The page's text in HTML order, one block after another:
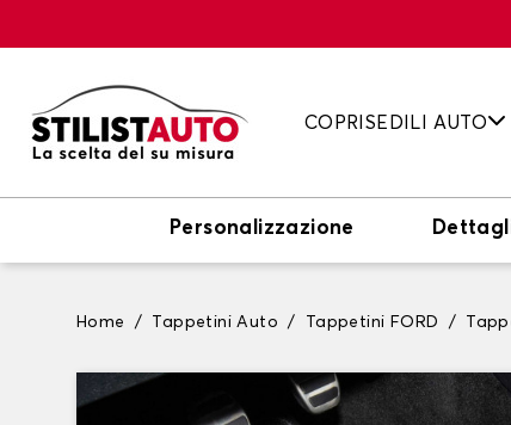
COPRISEDILI AUTO
Personalizzazione
Home Tappetini Auto Tappetini FORD